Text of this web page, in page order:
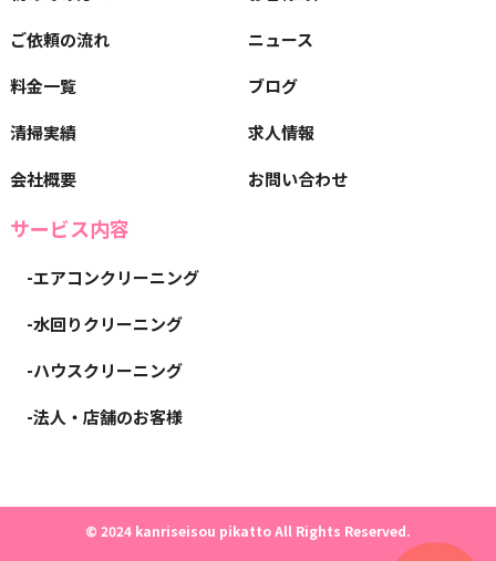
ご依頼の流れ
料金一覧
清掃実績
会社概要
ニュース
ブログ
求人情報
お問い合わせ
サービス内容
-エアコンクリーニング
-水回りクリーニング
-ハウスクリーニング
-法人・店舗のお客様
© 2024 kanriseisou pikatto All Rights Reserved.